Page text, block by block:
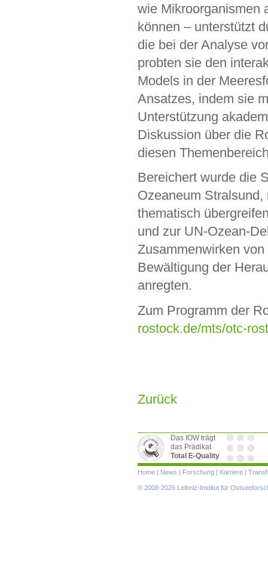
wie Mikroorganismen
können – unterstützt
die bei der Analyse
probten sie den
Models in der
Ansatzes, indem sie
Unterstützung
Diskussion über die
diesen
Bereichert wurde die
Ozeaneum
thematisch
und zur UN-Ozean-
Zusammenwirken
Bewältigung der
anregten.
Zum Programm der
rostock.de/mts/otc-
Zurück
Das IOW trägt
das Prädikat
Total E-Quality
Navigation
Home News Forschung Karriere
© 2008-2026 Leibniz-Institut für